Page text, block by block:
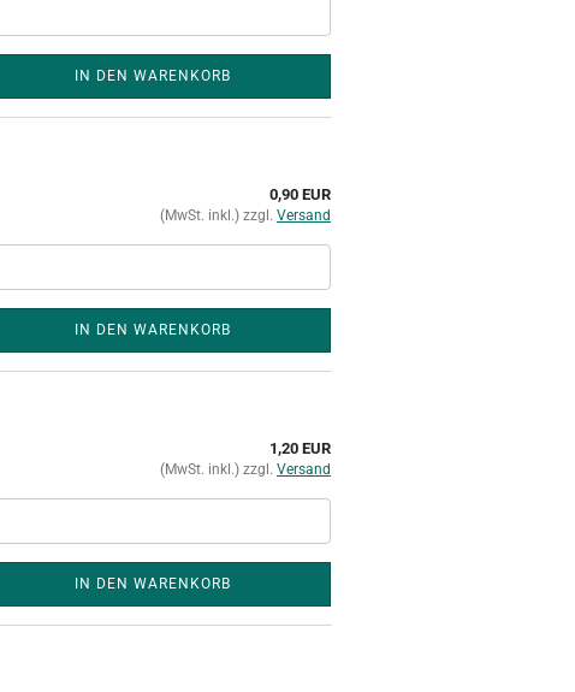
IN DEN WARENKORB
0,90 EUR
(MwSt. inkl.) zzgl. Versand
IN DEN WARENKORB
1,20 EUR
(MwSt. inkl.) zzgl. Versand
IN DEN WARENKORB